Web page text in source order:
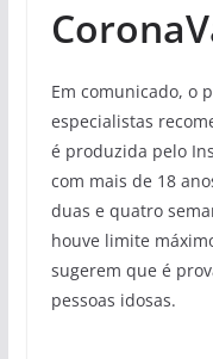
Em comunicado, o
especialistas
é produzida pelo
com mais de 18
duas e quatro
houve limite
sugerem que é
pessoas idosas.